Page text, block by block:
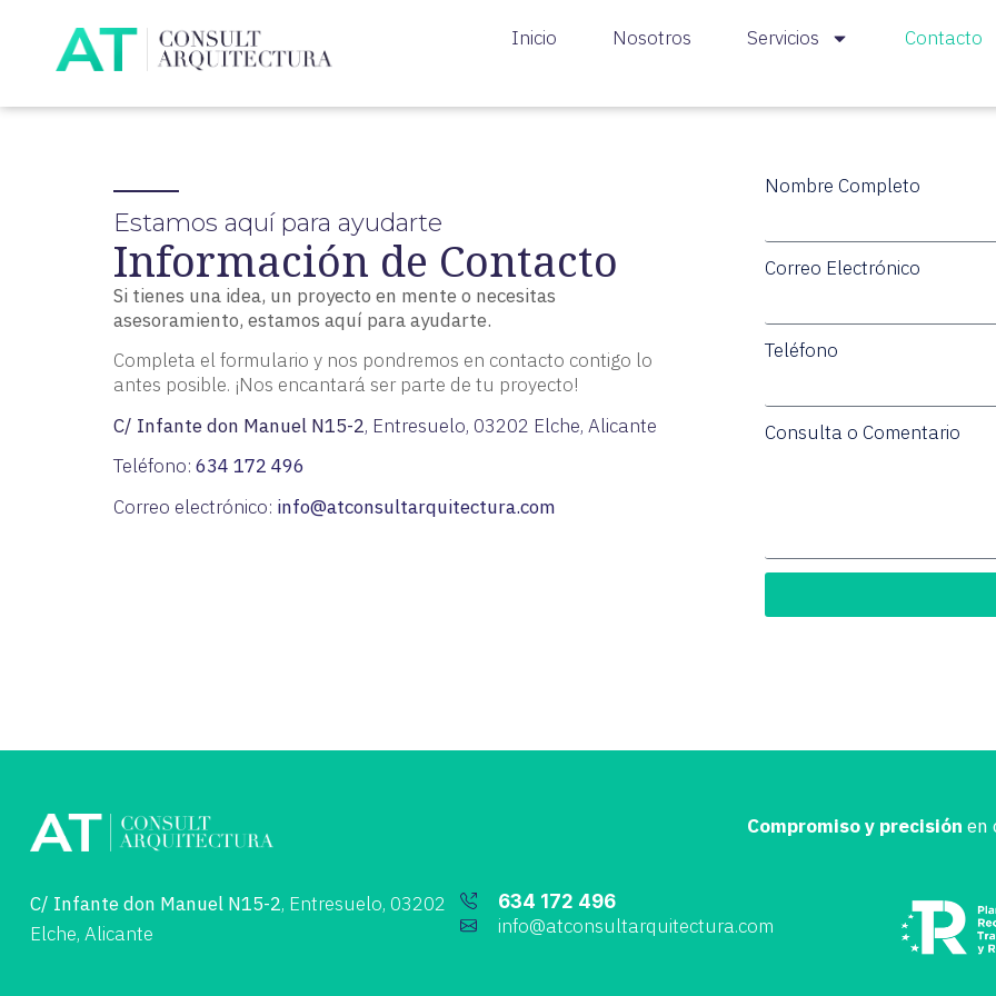
Inicio Nosotros Servicios Contacto
Estamos aquí para ayudarte
Información de Contacto
Si tienes una idea, un proyecto en mente o necesitas
asesoramiento, estamos aquí para ayudarte.
Completa el formulario y nos pondremos en contacto contigo lo
antes posible. ¡Nos encantará ser parte de tu proyecto!
C/ Infante don Manuel N15-2, Entresuelo, 03202 Elche, Alicante
Teléfono: 634 172 496
Correo electrónico: info@atconsultarquitectura.com
Nombre Completo
Correo Electrónico
Teléfono
Consulta o Comentario
Compromiso y precisión en
C/ Infante don Manuel N15-2, Entresuelo, 03202
Elche, Alicante
634 172 496
info@atconsultarquitectura.com